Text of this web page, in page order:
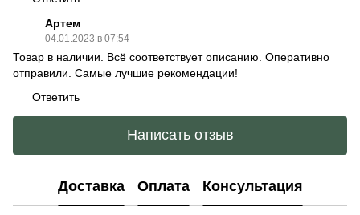
Артем
04.01.2023 в 07:54
Товар в наличии. Всё соответствует описанию. Оперативно
отправили. Самые лучшие рекомендации!
Ответить
Написать отзыв
Доставка Оплата Консультация